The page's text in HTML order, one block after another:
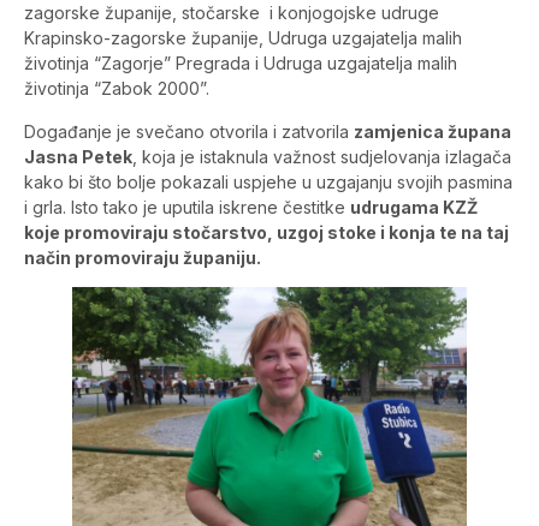
zagorske županije, stočarske i konjogojske udruge
Krapinsko-zagorske županije, Udruga uzgajatelja malih
životinja “Zagorje” Pregrada i Udruga uzgajatelja malih
životinja “Zabok 2000”.
Događanje je svečano otvorila i zatvorila zamjenica župana
Jasna Petek , koja je istaknula važnost sudjelovanja izlagača
kako bi što bolje pokazali uspjehe u uzgajanju svojih pasmina
i grla. Isto tako je uputila iskrene čestitke udrugama KZŽ
koje promoviraju stočarstvo, uzgoj stoke i konja te na taj
način promoviraju županiju.